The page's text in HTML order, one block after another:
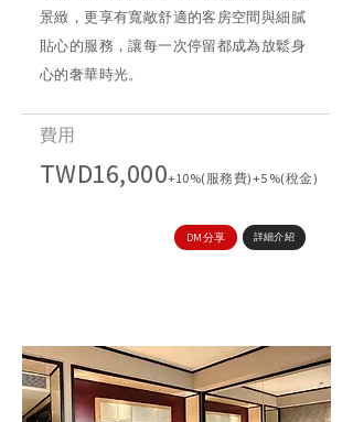
景緻，更享有寬敞舒適的客房空間與細膩
貼心的服務，讓每一次停留都成為放鬆身
心的奢華時光。
​費用
TWD16,000+10%(服務費)+5%(稅金)
DM分享 詳細介紹